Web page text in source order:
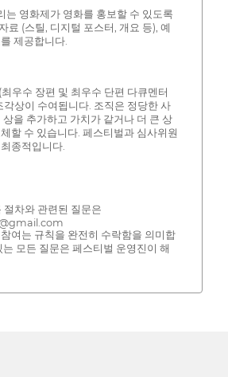
는 영화제가 영화를 홍보할 수 있도록
료 (스틸, 디지털 포스터, 개요 등), 예
제공합니다.
우수 장편 및 최우수 단편 다큐멘터
각상이 수여됩니다. 조직은 정당한 사
상을 추가하고 가치가 같거나 더 큰 상
할 수 있습니다. 페스티벌과 심사위원
종적입니다.
절차와 관련된 질문은
여는 규칙을 완전히 수락함을 의미합
는 모든 질문은 페스티벌 운영진이 해